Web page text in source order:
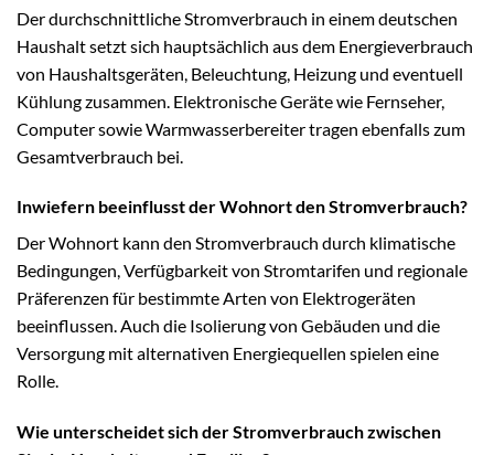
Der durchschnittliche Stromverbrauch in einem deutschen
Haushalt setzt sich hauptsächlich aus dem Energieverbrauch
von Haushaltsgeräten, Beleuchtung, Heizung und eventuell
Kühlung zusammen. Elektronische Geräte wie Fernseher,
Computer sowie Warmwasserbereiter tragen ebenfalls zum
Gesamtverbrauch bei.
Inwiefern beeinflusst der Wohnort den Stromverbrauch?
Der Wohnort kann den Stromverbrauch durch klimatische
Bedingungen, Verfügbarkeit von Stromtarifen und regionale
Präferenzen für bestimmte Arten von Elektrogeräten
beeinflussen. Auch die Isolierung von Gebäuden und die
Versorgung mit alternativen Energiequellen spielen eine
Rolle.
Wie unterscheidet sich der Stromverbrauch zwischen